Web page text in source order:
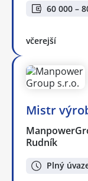
60 000 –
včerejší
Mistr
Rudník
Plný